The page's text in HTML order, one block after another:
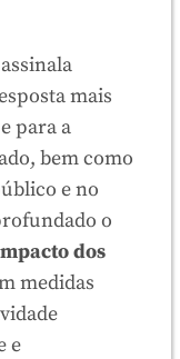
mais
para a
bem como
e no
o
dos
medidas
e